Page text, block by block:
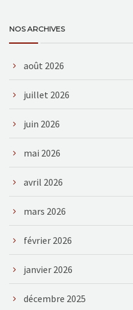
NOS ARCHIVES
août 2026
juillet 2026
juin 2026
mai 2026
avril 2026
mars 2026
février 2026
janvier 2026
décembre 2025